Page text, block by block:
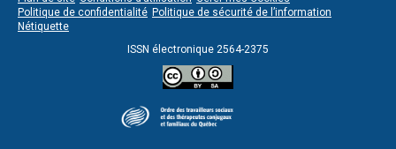
Politique de confidentialité Politique de sécurité de l’information
Nétiquette
ISSN électronique 2564-2375